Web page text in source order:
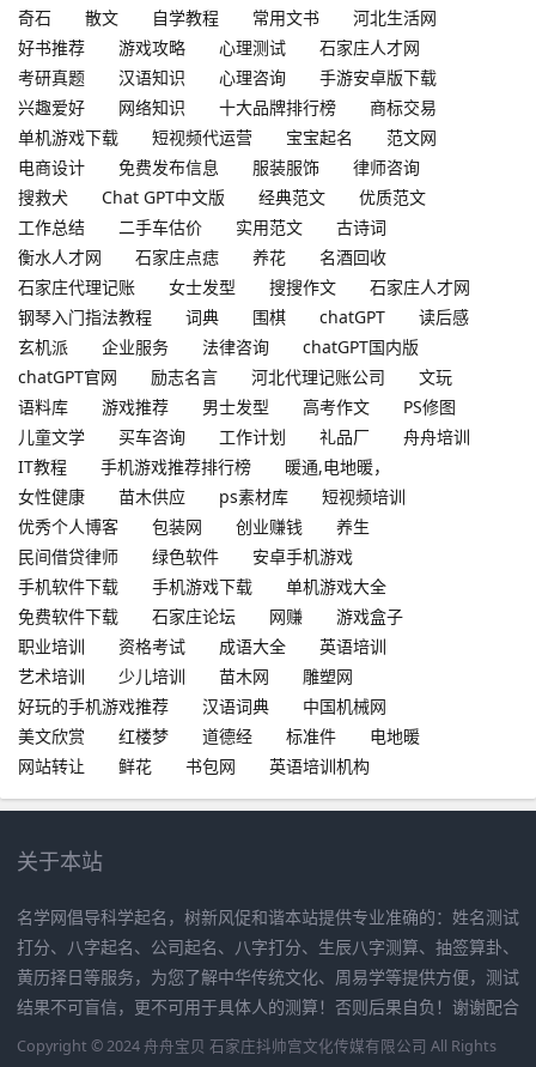
奇石
散文 自学教程 常用文书
河北生活网
好书推荐
游戏攻略 心理测试
石家庄人才网
考研真题
汉语知识 心理咨询
手游安卓版下载
兴趣爱好
网络知识 十大品牌排行榜
商标交易
单机游戏下载
短视频代运营 宝宝起名
范文网
电商设计
免费发布信息 服装服饰
律师咨询
搜救犬
Chat GPT中文版 经典范文
优质范文
工作总结
二手车估价 实用范文
古诗词
衡水人才网
石家庄点痣 养花
名酒回收
石家庄代理记账
女士发型 搜搜作文
石家庄人才网
钢琴入门指法教程
词典 围棋 chatGPT
读后感
玄机派
企业服务 法律咨询
chatGPT国内版
chatGPT官网
励志名言 河北代理记账公司
文玩
语料库
游戏推荐 男士发型 高考作文
PS修图
儿童文学
买车咨询 工作计划 礼品厂
舟舟培训
IT教程
手机游戏推荐排行榜
暖通,电地暖，
女性健康
苗木供应 ps素材库
短视频培训
优秀个人博客
包装网 创业赚钱
养生
民间借贷律师
绿色软件
安卓手机游戏
手机软件下载
手机游戏下载
单机游戏大全
免费软件下载
石家庄论坛 网赚
游戏盒子
职业培训
资格考试 成语大全
英语培训
艺术培训
少儿培训 苗木网
雕塑网
好玩的手机游戏推荐
汉语词典
中国机械网
美文欣赏
红楼梦 道德经 标准件
电地暖
网站转让
鲜花 书包网 英语培训机构
关于本站
名学网倡导科学起名，树新风促和谐本站提供专业准确的：姓名测试
打分、八字起名、公司起名、八字打分、生辰八字测算、抽签算卦、
黄历择日等服务，为您了解中华传统文化、周易学等提供方便，测试
结果不可盲信，更不可用于具体人的测算！否则后果自负！谢谢配合
Copyright © 2024 舟舟宝贝 石家庄抖帅宫文化传媒有限公司 All Rights